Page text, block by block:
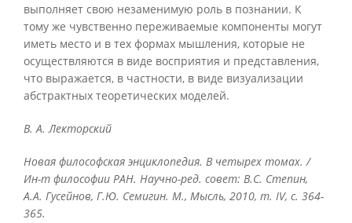
выполняет свою незаменимую роль в познании. К
тому же чувственно переживаемые компоненты могут
иметь место и в тех формах мышления, которые не
осуществляются в виде восприятия и представления,
что выражается, в частности, в виде визуализации
абстрактных теоретических моделей.
В. А. Лекторский
Новая философская энциклопедия. В четырех томах. /
Ин-т философии РАН. Научно-ред. совет: В.С. Степин,
А.А. Гусейнов, Г.Ю. Семигин. М., Мысль, 2010, т. IV, с. 364-
365.